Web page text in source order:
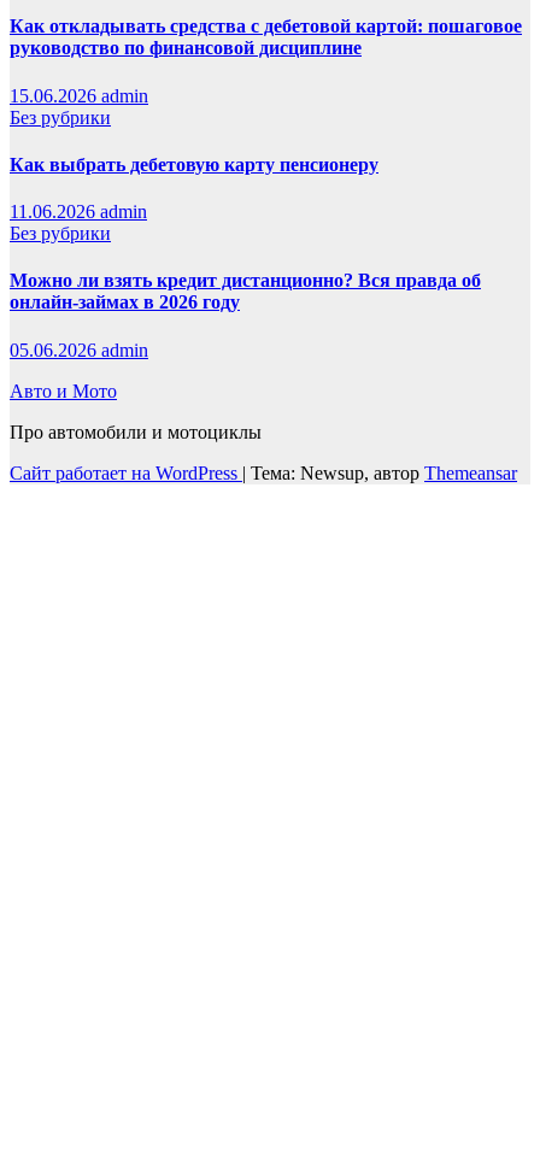
Как откладывать средства с дебетовой картой: пошаговое
руководство по финансовой дисциплине
15.06.2026 admin
Без рубрики
Как выбрать дебетовую карту пенсионеру
11.06.2026 admin
Без рубрики
Можно ли взять кредит дистанционно? Вся правда об
онлайн-займах в 2026 году
05.06.2026 admin
Авто и Мото
Про автомобили и мотоциклы
Сайт работает на WordPress | Тема: Newsup, автор Themeansar